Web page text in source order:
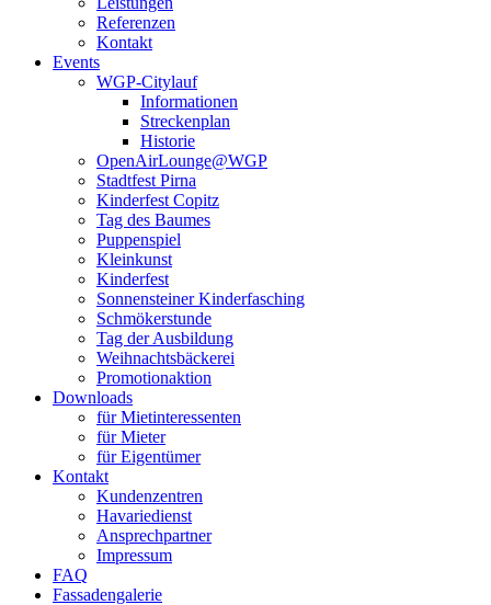
Referenzen
Kontakt
Events
WGP-Citylauf
Informationen
Streckenplan
Historie
OpenAirLounge@WGP
Stadtfest Pirna
Kinderfest Copitz
Tag des Baumes
Puppenspiel
Kleinkunst
Kinderfest
Sonnensteiner Kinderfasching
Schmökerstunde
Tag der Ausbildung
Weihnachtsbäckerei
Promotionaktion
Downloads
für Mietinteressenten
für Mieter
für Eigentümer
Kontakt
Kundenzentren
Havariedienst
Ansprechpartner
Impressum
FAQ
Fassadengalerie